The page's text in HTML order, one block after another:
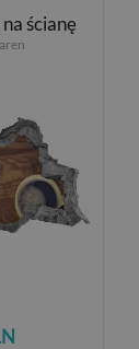
ścianę